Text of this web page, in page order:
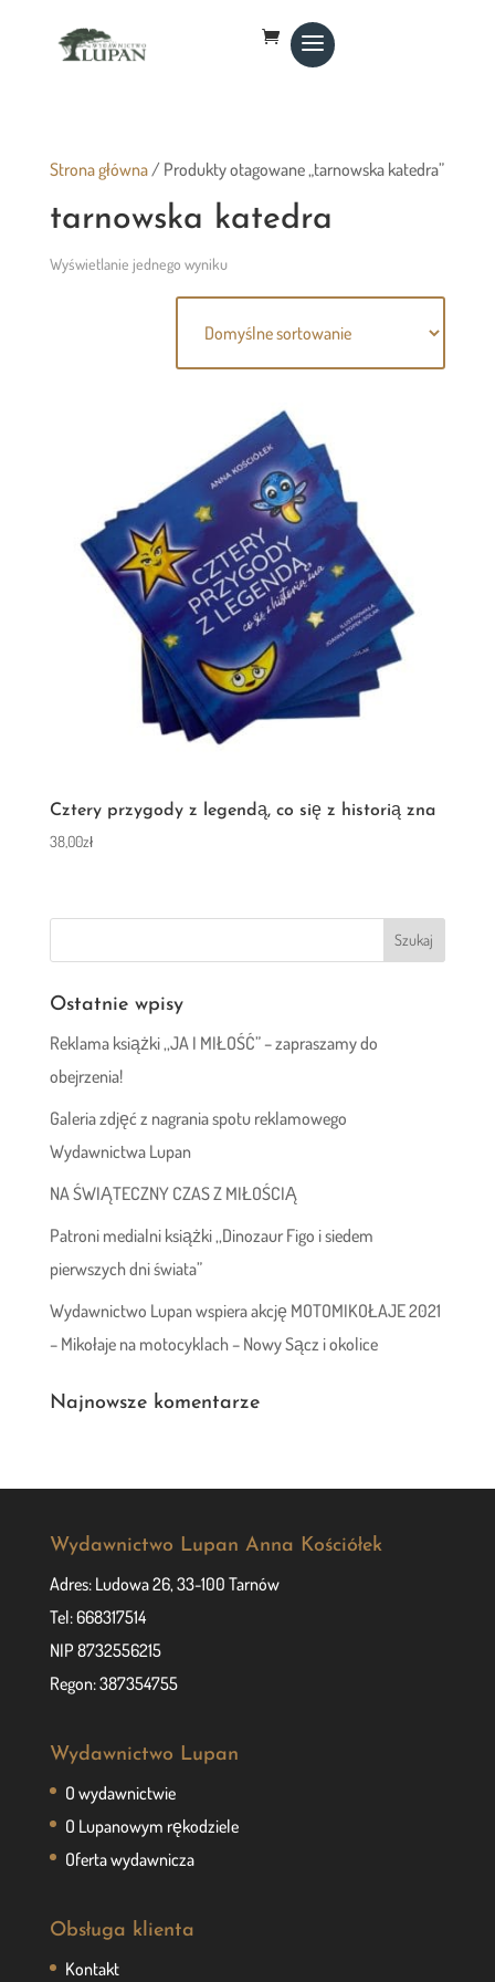
Strona główna/ Produkty otagowane „tarnowska katedra”
tarnowska katedra
Wyświetlanie jednego wyniku
Cztery przygody z legendą, co się z historią zna
38,00zł
Ostatnie wpisy
Reklama książki ,,JA I MIŁOŚĆ” – zapraszamy do
obejrzenia!
Galeria zdjęć z nagrania spotu reklamowego
Wydawnictwa Lupan
NA ŚWIĄTECZNY CZAS Z MIŁOŚCIĄ
Patroni medialni książki ,,Dinozaur Figo i siedem
pierwszych dni świata”
Wydawnictwo Lupan wspiera akcję MOTOMIKOŁAJE 2021
– Mikołaje na motocyklach – Nowy Sącz i okolice
Najnowsze komentarze
Wydawnictwo Lupan Anna Kościółek
Adres: Ludowa 26, 33-100 Tarnów
Tel: 668317514
NIP 8732556215
Regon: 387354755
Wydawnictwo Lupan
O wydawnictwie
O Lupanowym rękodziele
Oferta wydawnicza
Obsługa klienta
Kontakt